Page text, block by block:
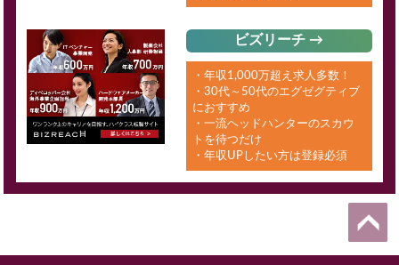
ビズリーチ →
・年収1,000万超え求人多数！
・30代～50代のエグゼグティブ
におすすめ
・一流ヘッドハンターのスカウ
トを待つだけ
・年収UPしたい方は登録必須